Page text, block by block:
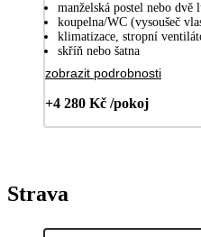
manželská postel nebo dvě
koupelna/WC (vysoušeč
klimatizace, stropní
skříň nebo šatna
zobrazit podrobnosti
+4 280 Kč /pokoj
Strava